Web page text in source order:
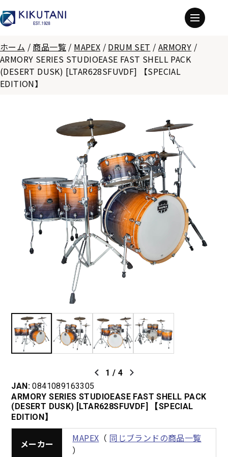
ホーム / 商品一覧 / MAPEX / DRUM SET / ARMORY /
ARMORY SERIES STUDIOEASE FAST SHELL PACK
(DESERT DUSK) [LTAR628SFUVDF] 【SPECIAL
EDITION】
1 / 4
JAN: 0841089163305
ARMORY SERIES STUDIOEASE FAST SHELL PACK
(DESERT DUSK) [LTAR628SFUVDF] 【SPECIAL
EDITION】
メーカー MAPEX （ 同じブランドの商品一覧
）